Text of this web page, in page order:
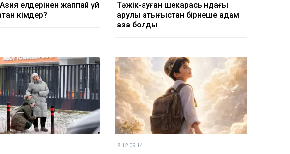
Азия елдерінен жаппай үй
кімдер?
Тәжік-ауған шекарасындағы
қарулы қақтығыстан бірнеше адам
қаза болды
18.12 09:14